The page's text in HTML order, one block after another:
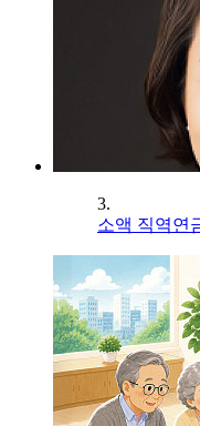
3.
소액 직역연